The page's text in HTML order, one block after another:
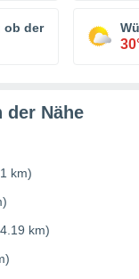
der Tauber
der Nähe
km)
km)